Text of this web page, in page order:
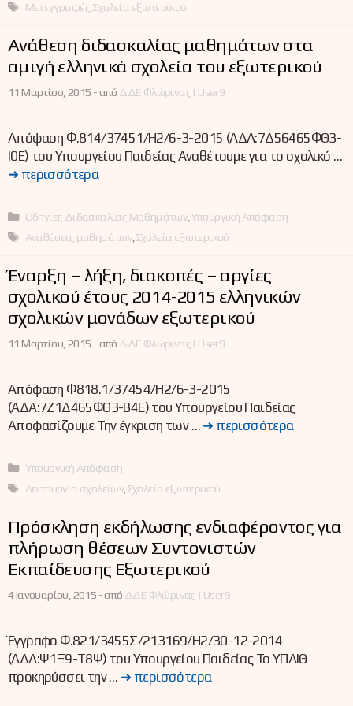
Μετεγγραφές Σχολεία εξωτερικού
Ανάθεση διδασκαλίας μαθημάτων στα
αμιγή ελληνικά σχολεία του εξωτερικού
11 Μαρτίου, 2015 -από ΔΔΕ Φλώρινας | User9
Απόφαση Φ.814/37451/Η2/6-3-2015 (ΑΔΑ:7Δ56465ΦΘ3-
Ι0Ε) του Υπουργείου Παιδείας Αναθέτουμε για το σχολικό …
➜ περισσότερα
Κατηγορίες
Οδηγίες Διδασκαλίας Μαθημάτων Υπουργική Απόφαση
Ετικέτες
Αναθέσεις μαθημάτων Σχολεία εξωτερικού
Έναρξη – λήξη, διακοπές – αργίες
σχολικού έτους 2014-2015 ελληνικών
σχολικών μονάδων εξωτερικού
11 Μαρτίου, 2015 -από ΔΔΕ Φλώρινας | User9
Απόφαση Φ818.1/37454/Η2/6-3-2015
(ΑΔΑ:7Ζ1Δ465ΦΘ3-Β4Ε) του Υπουργείου Παιδείας
Αποφασίζουμε Την έγκριση των … ➜ περισσότερα
Κατηγορίες
Υπουργική Απόφαση
Ετικέτες
Λειτουργία σχολείων Σχολεία εξωτερικού
Πρόσκληση εκδήλωσης ενδιαφέροντος για
πλήρωση θέσεων Συντονιστών
Εκπαίδευσης Εξωτερικού
4 Ιανουαρίου, 2015 -από ΔΔΕ Φλώρινας | User9
Έγγραφο Φ.821/3455Σ/213169/Η2/30-12-2014
(ΑΔΑ:Ψ1Ξ9-Τ8Ψ) του Υπουργείου Παιδείας Το ΥΠΑΙΘ
προκηρύσσει την … ➜ περισσότερα